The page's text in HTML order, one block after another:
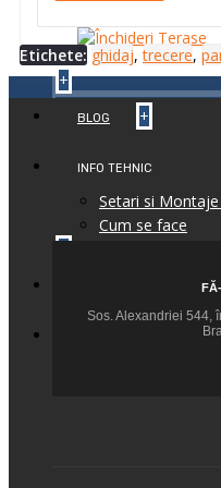
+
BLOG +
INFO TEHNIC
Setari si
Cum se face
Etichete: ghidaj,trecere,
Sos. Alexandriei 544,